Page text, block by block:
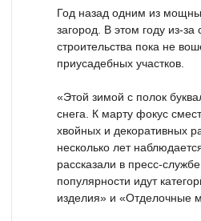
Год назад одним из
загород. В этом году из-
строительства пока не
приусадебных участков.
«Этой зимой с полок
снега. К марту фокус
хвойных и декоративных
несколько лет
рассказали в пресс-
популярности идут
изделия» и «Отделочные